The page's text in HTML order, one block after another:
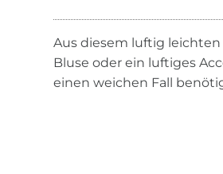
Aus diesem luftig leichten
Bluse oder ein luftiges
einen weichen Fall